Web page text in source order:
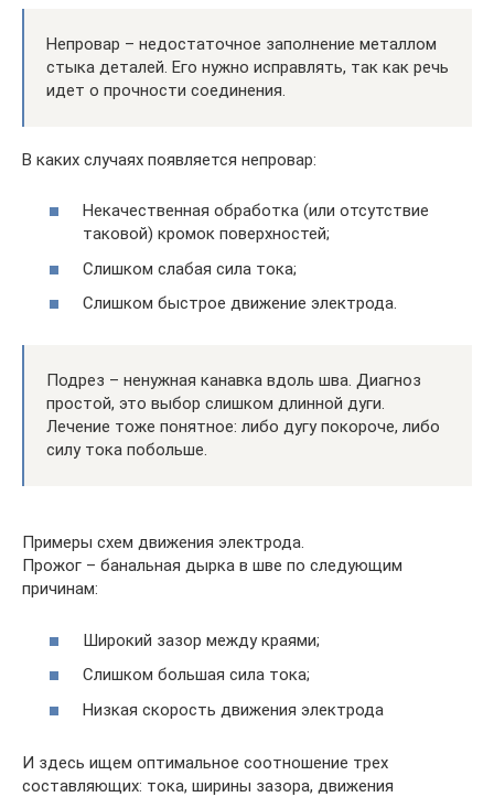
Непровар – недостаточное заполнение металлом
стыка деталей. Его нужно исправлять, так как речь
идет о прочности соединения.
В каких случаях появляется непровар:
Некачественная обработка (или отсутствие
таковой) кромок поверхностей;
Слишком слабая сила тока;
Слишком быстрое движение электрода.
Подрез – ненужная канавка вдоль шва. Диагноз
простой, это выбор слишком длинной дуги.
Лечение тоже понятное: либо дугу покороче, либо
силу тока побольше.
Примеры схем движения электрода.
Прожог – банальная дырка в шве по следующим
причинам:
Широкий зазор между краями;
Слишком большая сила тока;
Низкая скорость движения электрода
И здесь ищем оптимальное соотношение трех
составляющих: тока, ширины зазора, движения